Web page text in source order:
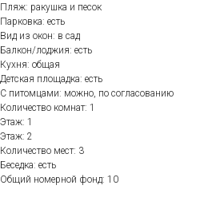
Пляж: ракушка и песок
Парковка: есть
Вид из окон: в сад
Балкон/лоджия: есть
Кухня: общая
Детская площадка: есть
С питомцами: можно, по согласованию
Количество комнат: 1
Этаж: 1
Этаж: 2
Количество мест: 3
Беседка: есть
Общий номерной фонд: 10